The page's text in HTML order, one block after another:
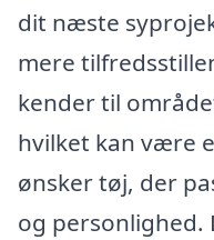
dit næste
mere
kender til
hvilket kan være
ønsker tøj, der
og personlighed.